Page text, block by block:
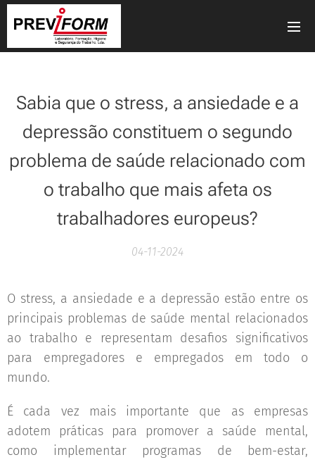
Sabia que o stress, a ansiedade e a
depressão constituem o segundo
problema de saúde relacionado com
o trabalho que mais afeta os
trabalhadores europeus?
04-11-2024
O stress, a ansiedade e a depressão estão entre os
principais problemas de saúde mental relacionados
ao trabalho e representam desafios significativos
para empregadores e empregados em todo o
mundo.
É cada vez mais importante que as empresas
adotem práticas para promover a saúde mental,
como implementar programas de bem-estar,